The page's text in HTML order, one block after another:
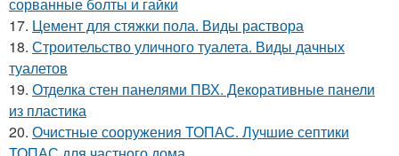
17. Цемент для стяжки пола. Виды раствора
18. Строительство уличного туалета. Виды дачных
туалетов
19. Отделка стен панелями ПВХ. Декоративные панели
из пластика
20. Очистные сооружения ТОПАС. Лучшие септики